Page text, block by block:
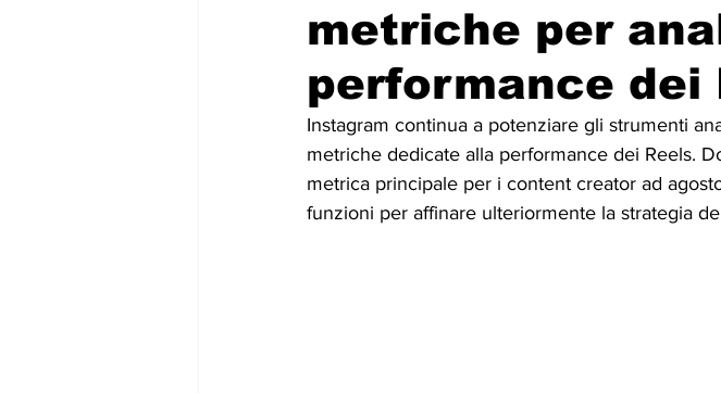
metriche per
performance dei
Instagram continua a potenziare gli strumenti
metriche dedicate alla performance dei Reels.
metrica principale per i content creator ad
funzioni per affinare ulteriormente la strategia